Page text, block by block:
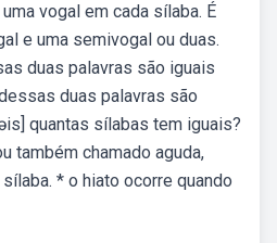
vogal em cada sílaba. É
e uma semivogal ou duas.
duas palavras são iguais
duas palavras são
quantas sílabas tem iguais?
também chamado aguda,
* o hiato ocorre quando